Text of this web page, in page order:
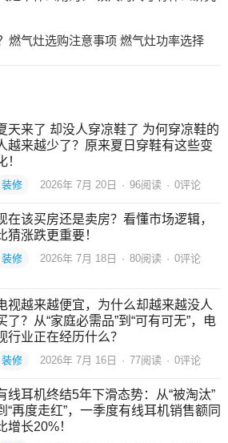
燃气灶选购注意事项 燃气灶功率选择
天来了 却没人穿凉鞋了 为何穿凉鞋的
越来越少了？原来夏日穿鞋有这些变
！
装修 2026年 7月 20日 · 96阅读 · 0评论
在该买房还是卖房？看懂市场逻辑，
猜涨跌更重要！
装修 2026年 7月 18日 · 80阅读 · 0评论
视越来越便宜，为什么却越来越没人
了？从“家庭必需品”到“可有可无”，电
行业正在经历什么？
装修 2026年 7月 16日 · 77阅读 · 0评论
线耳机终结5年下滑态势：从“被淘汰”
“再度走红”，一季度有线耳机销售额同
增长20%！